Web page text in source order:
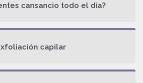
cansancio todo el día?
capilar